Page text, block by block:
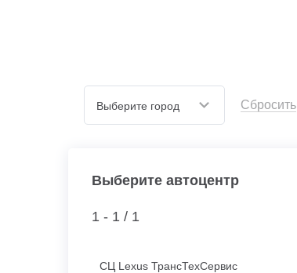
Выберите город Сбросить
Выберите автоцентр
1 - 1 / 1
СЦ Lexus ТрансТехСервис